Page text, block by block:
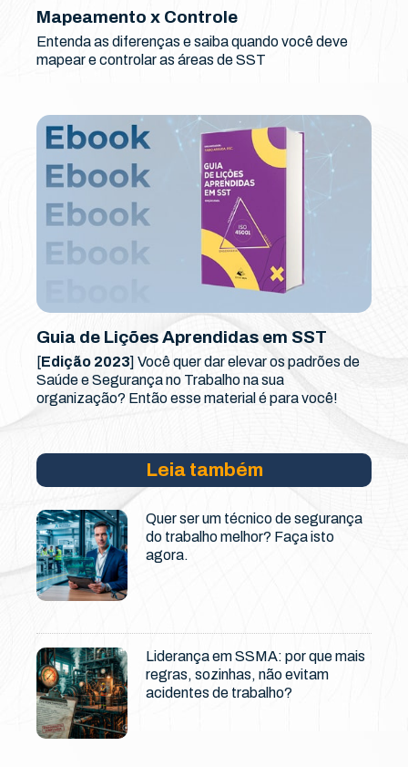
Mapeamento x Controle
Entenda as diferenças e saiba quando você deve
mapear e controlar as áreas de SST
Guia de Lições Aprendidas em SST
[Edição 2023] Você quer dar elevar os padrões de
Saúde e Segurança no Trabalho na sua
organização? Então esse material é para você!
Leia também
Quer ser um técnico de segurança
do trabalho melhor? Faça isto
agora.
Liderança em SSMA: por que mais
regras, sozinhas, não evitam
acidentes de trabalho?